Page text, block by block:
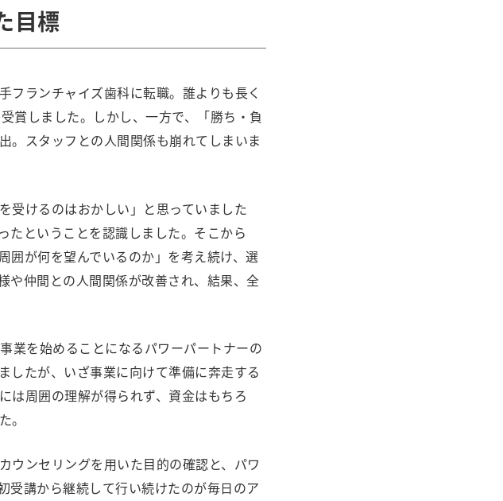
目標
フランチャイズ歯科に転職。誰よりも長く
賞しました。しかし、一方で、「勝ち・負
。スタッフとの人間関係も崩れてしまいま
受けるのはおかしい」と思っていました
たということを認識しました。そこから
囲が何を望んでいるのか」を考え続け、選
や仲間との人間関係が改善され、結果、全
業を始めることになるパワーパートナーの
したが、いざ事業に向けて準備に奔走する
は周囲の理解が得られず、資金はもちろ
。
ウンセリングを用いた目的の確認と、パワ
受講から継続して行い続けたのが毎日のア